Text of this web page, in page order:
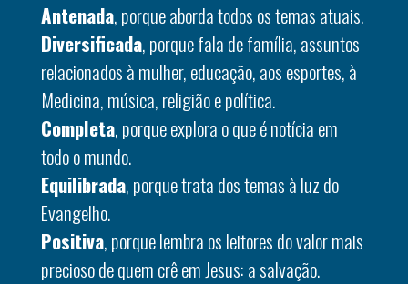
Antenada, porque aborda todos os temas atuais.
Diversificada, porque fala de família, assuntos
relacionados à mulher, educação, aos esportes, à
Medicina, música, religião e política.
Completa, porque explora o que é notícia em
todo o mundo.
Equilibrada, porque trata dos temas à luz do
Evangelho.
Positiva, porque lembra os leitores do valor mais
precioso de quem crê em Jesus: a salvação.